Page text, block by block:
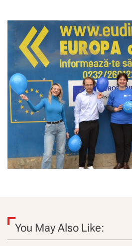
You May Also Like: